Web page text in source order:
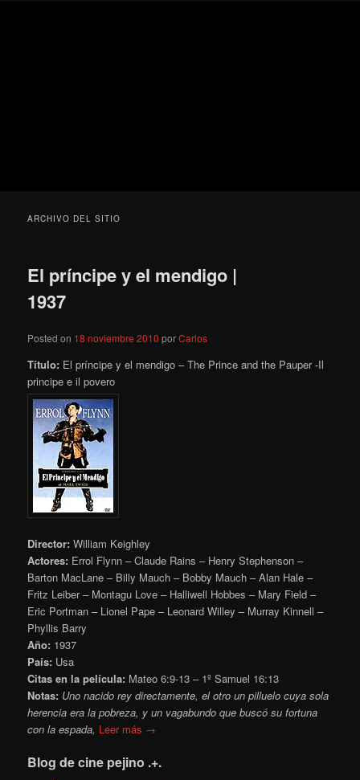
ARCHIVO DEL SITIO
El príncipe y el mendigo |
1937
Posted on 18 noviembre 2010 porCarlos
Título: El príncipe y el mendigo – The Prince and the Pauper -Il
principe e il povero
Director: William Keighley
Actores: Errol Flynn – Claude Rains – Henry Stephenson –
Barton MacLane – Billy Mauch – Bobby Mauch – Alan Hale –
Fritz Leiber – Montagu Love – Halliwell Hobbes – Mary Field –
Eric Portman – Lionel Pape – Leonard Willey – Murray Kinnell –
Phyllis Barry
Año: 1937
País: Usa
Citas en la película: Mateo 6:9-13 – 1º Samuel 16:13
Notas: Uno nacido rey directamente, el otro un pilluelo cuya sola
herencia era la pobreza, y un vagabundo que buscó su fortuna
con la espada, Leer más →
Blog de cine pejino .+.